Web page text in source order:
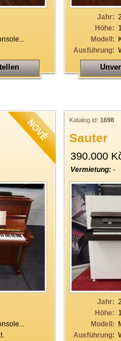
Jahr:
Höhe:
Modell:
Ausführung:
Katalog id: 1698
Sauter
390.000
Vermietung: -
Jahr:
Höhe:
Modell:
Ausführung: